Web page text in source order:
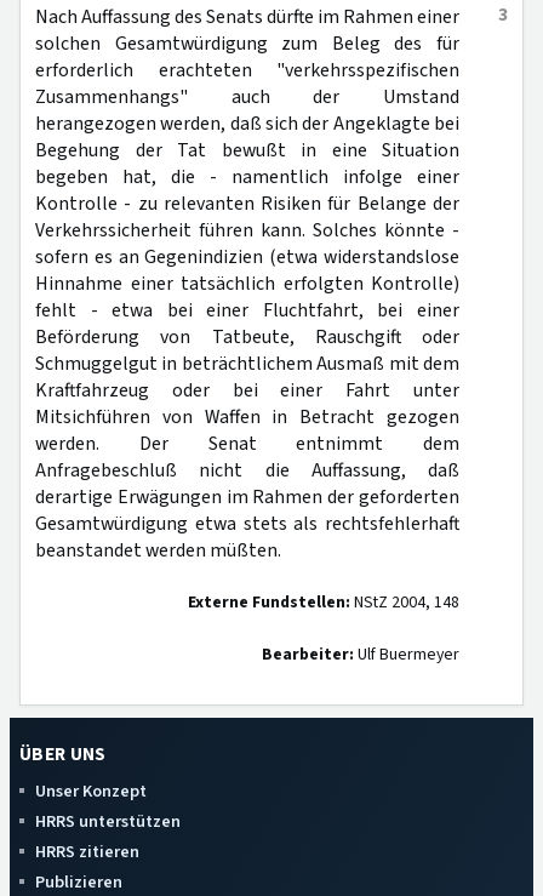
3
Nach Auffassung des Senats dürfte im Rahmen einer
solchen Gesamtwürdigung zum Beleg des für
erforderlich erachteten "verkehrsspezifischen
Zusammenhangs" auch der Umstand
herangezogen werden, daß sich der Angeklagte bei
Begehung der Tat bewußt in eine Situation
begeben hat, die - namentlich infolge einer
Kontrolle - zu relevanten Risiken für Belange der
Verkehrssicherheit führen kann. Solches könnte -
sofern es an Gegenindizien (etwa widerstandslose
Hinnahme einer tatsächlich erfolgten Kontrolle)
fehlt - etwa bei einer Fluchtfahrt, bei einer
Beförderung von Tatbeute, Rauschgift oder
Schmuggelgut in beträchtlichem Ausmaß mit dem
Kraftfahrzeug oder bei einer Fahrt unter
Mitsichführen von Waffen in Betracht gezogen
werden. Der Senat entnimmt dem
Anfragebeschluß nicht die Auffassung, daß
derartige Erwägungen im Rahmen der geforderten
Gesamtwürdigung etwa stets als rechtsfehlerhaft
beanstandet werden müßten.
Externe Fundstellen: NStZ 2004, 148
Bearbeiter: Ulf Buermeyer
ÜBER UNS
Unser Konzept
HRRS unterstützen
HRRS zitieren
Publizieren